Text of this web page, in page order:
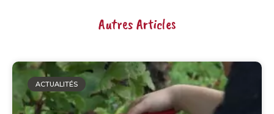
Autres Articles
ACTUALITÉS